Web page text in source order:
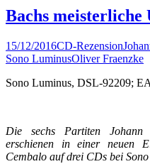
Bachs meisterliche
15/12/2016CD-Rezension
Sono LuminusOliver Fraenzke
Sono Luminus, DSL-92209;
Die sechs Partiten Johann
erschienen in einer neuen
Cembalo auf drei CDs bei